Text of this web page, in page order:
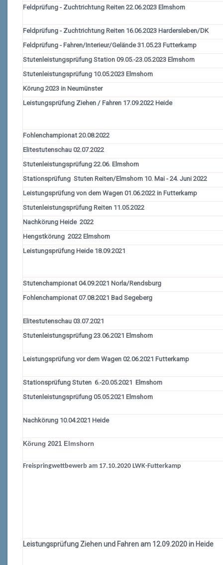
Feldprüfung - Zuchtrichtung Reiten 22.06.2023 Elmshorn
Feldprüfung - Zuchtrichtung Reiten 16.06.2023 Hardersleben/DK
Feldprüfung - Fahren/Interieur/Gelände 31.05.23 Futterkamp
Stutenleistungsprüfung Station 09.05.-23.05.2023 Elmshorn
Stutenleistungsprüfung 10.05.2023 Elmshorn
Körung 2023 in Neumünster
Leistungsprüfung Ziehen / Fahren 17.09.2022 Heide
Fohlenchampionat 20.08.2022
Elitestutenschau 02.07.2022
Stutenleistungsprüfung 22.06. Elmshorn
Stationsprüfung Stuten Reiten/Elmshorn 10. Mai - 24. Juni 2022
Leistungsprüfung von dem Wagen 01.06.2022 in Futterkamp
Stutenleistungsprüfung Reiten 11.05.2022
Nachkörung Heide 2022
Hengstkörung 2022 Elmshorn
Leistungsprüfung Heide 18.09.2021
Stutenchampionat 04.09.2021 Norla/Rendsburg
Fohlenchampionat 07.08.2021 Bad Segeberg
Elitestutenschau 03.07.2021
Stutenleistungsprüfung 23.06.2021 Elmshorn
Leistungsprüfung vor dem Wagen 02.06.2021 Futterkamp
Stationsprüfung Stuten 6.-20.05.2021 Elmshorn
Stutenleistungsprüfung 05.05.2021 Elmshorn
Nachkörung 10.04.2021 Heide
Körung 2021 Elmshorn
Freispringwettbewerb am 17.10.2020 LWK-Futterkamp
Leistungsprüfung Ziehen und Fahren am 12.09.2020 in Heide